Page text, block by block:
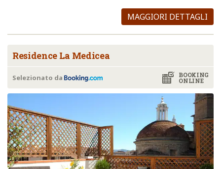
MAGGIORI DETTAGLI
Residence La Medicea
BOOKING
ONLINE
Selezionato da